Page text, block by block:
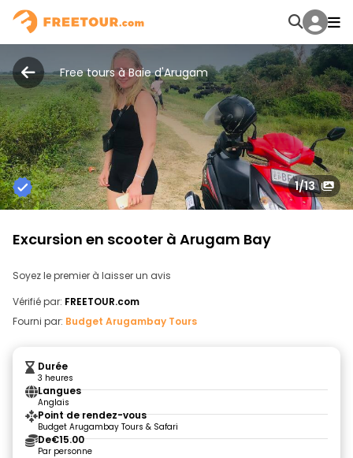
Free tours à Baie d'Arugam
1/13
Excursion en scooter à Arugam Bay
Soyez le premier à laisser un avis
Vérifié par: FREETOUR.com
Fourni par: Budget Arugambay Tours
Durée
3 heures
Langues
Anglais
Point de rendez-vous
Budget Arugambay Tours & Safari
De€15.00
Par personne